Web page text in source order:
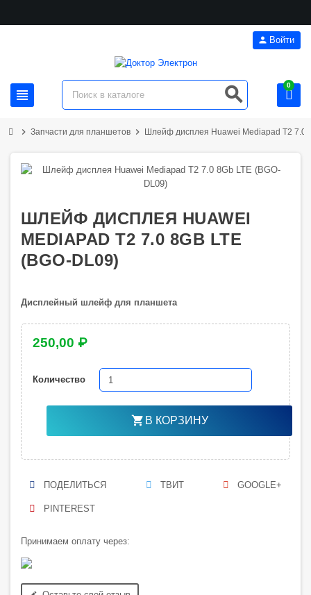
view_headline search
person Войти
0
chevron_right Запчасти для планшетов chevron_right Шлейф дисплея Huawei Mediapad T2 7.0
ШЛЕЙФ ДИСПЛЕЯ HUAWEI
MEDIAPAD T2 7.0 8GB LTE
(BGO-DL09)
Дисплейный шлейф для планшета
250,00 ₽
Количество
shopping_cart В КОРЗИНУ
ПОДЕЛИТЬСЯ ТВИТ GOOGLE+
PINTEREST
Принимаем оплату через: